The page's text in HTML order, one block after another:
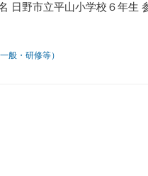
日野市立平山小学校６年生
般・研修等）